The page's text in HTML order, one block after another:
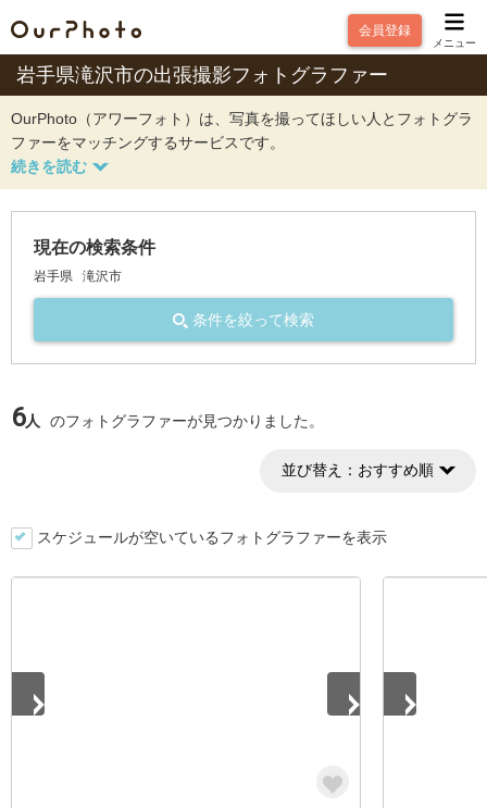
会員登録
メニュー
岩手県滝沢市の出張撮影フォトグラファー
OurPhoto（アワーフォト）は、写真を撮ってほしい人とフォトグラ
ファーをマッチングするサービスです。
現在の検索条件
岩手県 滝沢市
条件を絞って検索
6人 のフォトグラファーが見つかりました。
並び替え： おすすめ順
スケジュールが空いているフォトグラファーを表示